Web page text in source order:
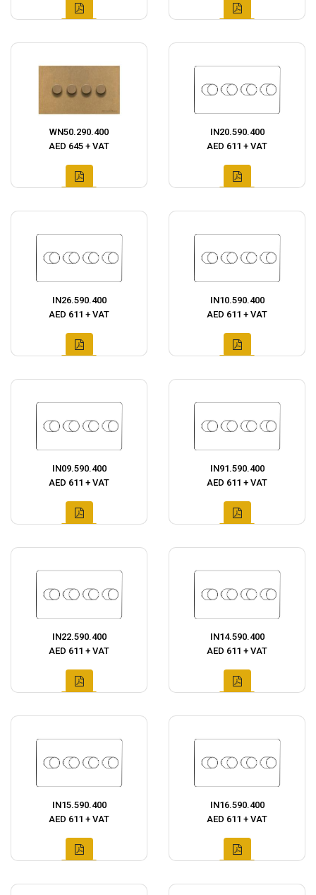
WN50.290.400
AED 645 + VAT
IN20.590.400
AED 611 + VAT
IN26.590.400
AED 611 + VAT
IN10.590.400
AED 611 + VAT
IN09.590.400
AED 611 + VAT
IN91.590.400
AED 611 + VAT
IN22.590.400
AED 611 + VAT
IN14.590.400
AED 611 + VAT
IN15.590.400
AED 611 + VAT
IN16.590.400
AED 611 + VAT